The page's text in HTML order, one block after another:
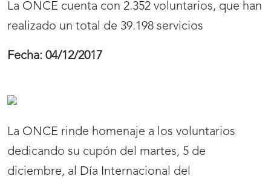
La ONCE cuenta con 2.352 voluntarios, que han
realizado un total de 39.198 servicios
Fecha: 04/12/2017
La ONCE rinde homenaje a los voluntarios
dedicando su cupón del martes, 5 de
diciembre, al Día Internacional del